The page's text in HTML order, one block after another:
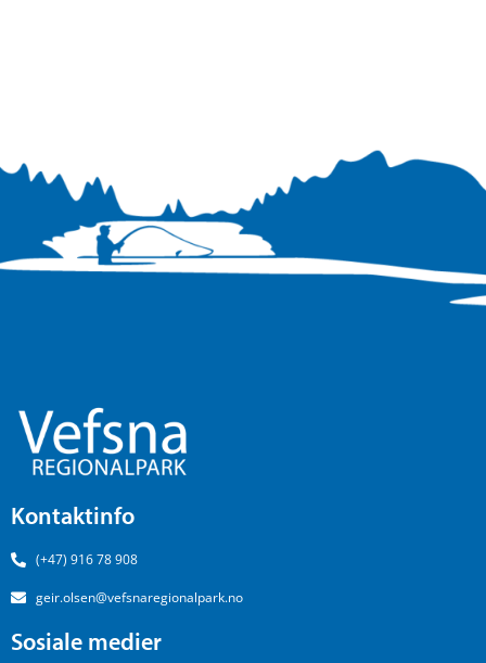
Kontaktinfo
(+47) 916 78 908
geir.olsen@vefsnaregionalpark.no
Sosiale medier